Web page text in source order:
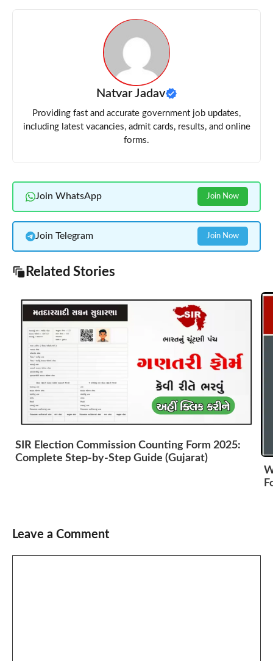
Natvar Jadav
Providing fast and accurate government job updates,
including latest vacancies, admit cards, results, and online
forms.
Join WhatsApp Join Now
Join Telegram Join Now
Related Stories
SIR Election Commission Counting Form 2025:
Complete Step-by-Step Guide (Gujarat)
Leave a Comment